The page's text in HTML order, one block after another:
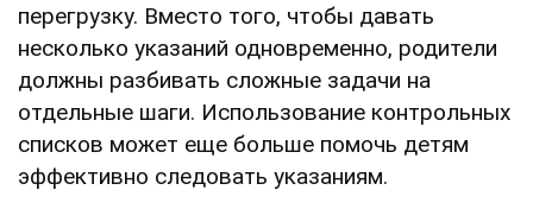
перегрузку. Вместо того, чтобы давать
несколько указаний одновременно, родители
должны разбивать сложные задачи на
отдельные шаги. Использование контрольных
списков может еще больше помочь детям
эффективно следовать указаниям.